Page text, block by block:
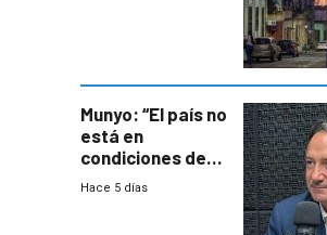
Munyo: “El país no
está en
condiciones de
enfrentar una
Hace 5 días